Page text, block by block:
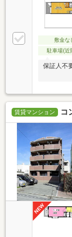
敷金な
駐車場(近
保証人不
賃貸マンション コ